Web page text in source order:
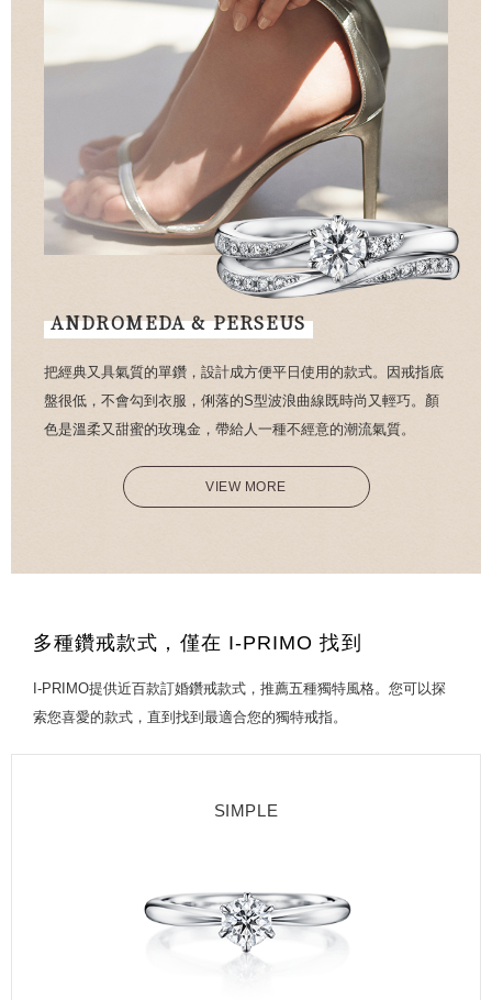
ANDROMEDA & PERSEUS
把經典又具氣質的單鑽，設計成方便平日使用的款式。因戒指底
盤很低，不會勾到衣服，俐落的S型波浪曲線既時尚又輕巧。顏
色是溫柔又甜蜜的玫瑰金，帶給人一種不經意的潮流氣質。
VIEW MORE
多種鑽戒款式，僅在 I-PRIMO 找到
I-PRIMO提供近百款訂婚鑽戒款式，推薦五種獨特風格。您可以探
索您喜愛的款式，直到找到最適合您的獨特戒指。
SIMPLE